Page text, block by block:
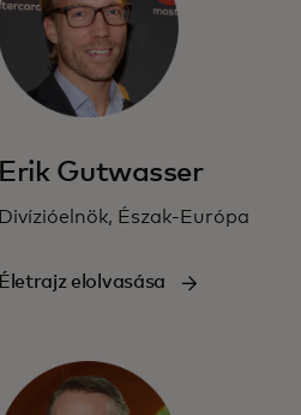
Erik Gutwasser
Divízióelnök, Észak-Európa
Életrajz elolvasása